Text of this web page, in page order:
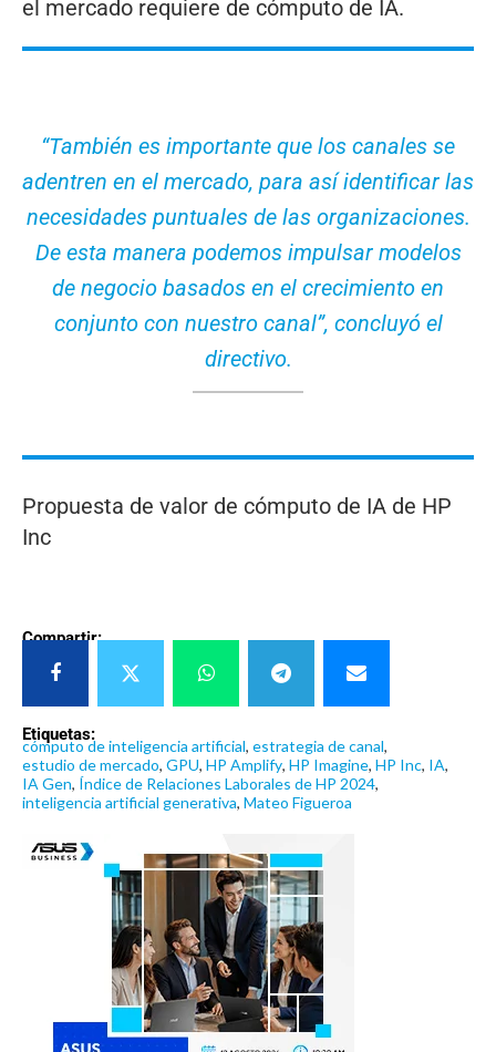
el mercado requiere de cómputo de IA.
“También es importante que los canales se
adentren en el mercado, para así identificar las
necesidades puntuales de las organizaciones.
De esta manera podemos impulsar modelos
de negocio basados en el crecimiento en
conjunto con nuestro canal”, concluyó el
directivo.
Propuesta de valor de cómputo de IA de HP
Inc
Compartir:
Etiquetas:
cómputo de inteligencia artificial, estrategia de canal,
estudio de mercado, GPU, HP Amplify, HP Imagine, HP Inc, IA,
IA Gen, Índice de Relaciones Laborales de HP 2024,
inteligencia artificial generativa, Mateo Figueroa